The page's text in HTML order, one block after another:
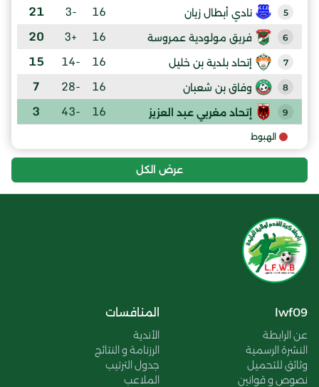
5 نادي أبطال زيان 16
-3
21
6 فريق مولودية عمروسة 16
+3
20
7 إتحاد بلدية بن خليل 16
-14
15
8 وفاق بن شعبان 16
-28
7
9 إتحاد مغربي عبد العزيز 16
-43
3
الهبوط
عرض الكل
lwf09
عن الرابطة
النشرة الرسمية
وثائق للتحميل
نصوص و قوانين
المنافسات
الأندية
الرزنامة و النتائج
جدول الترتيب
الملاعب